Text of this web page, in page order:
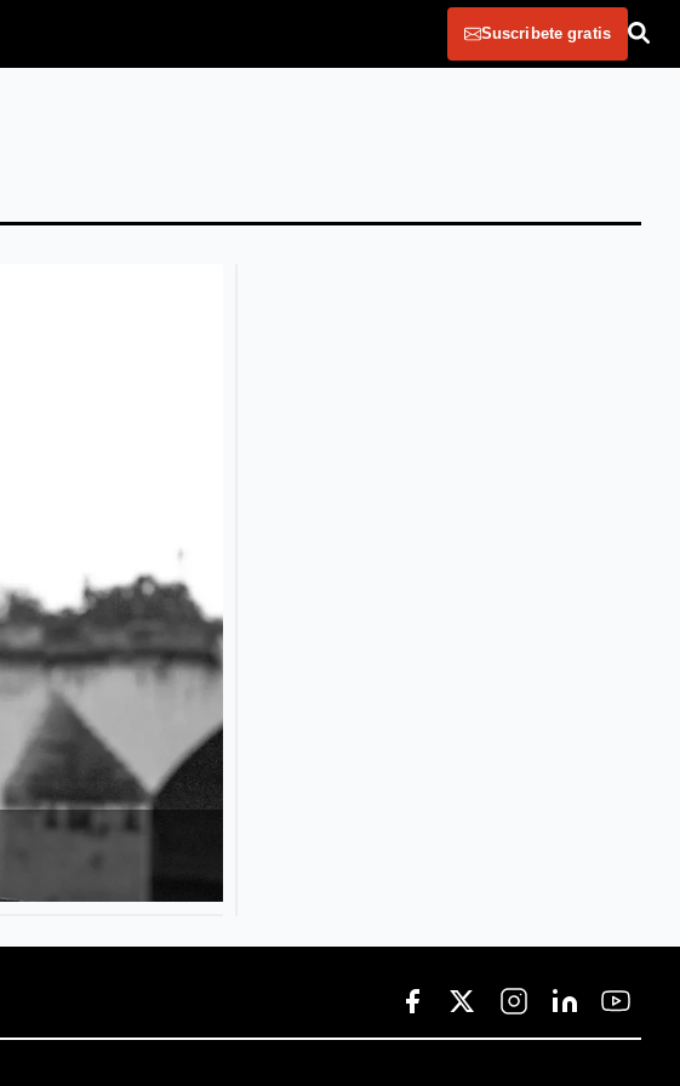
Suscribete gratis